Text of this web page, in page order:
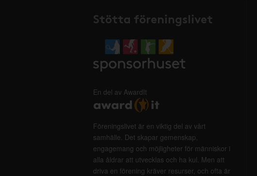
Stötta föreningslivet
En del av AwardIt
Föreningslivet är en viktig del av vårt
samhälle. Det skapar gemenskap,
engagemang och möjligheter för människor i
alla åldrar att utvecklas och ha kul. Men att
driva en förening kräver resurser, och ofta är